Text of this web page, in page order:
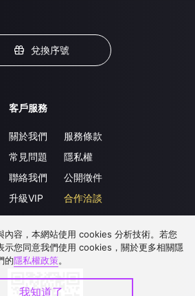
兌換序號
客戶服務
關於我們
常見問題
聯絡我們
升級VIP
服務條款
隱私權
公開徵件
合作洽談
內容，本網站使用 cookies 分析技術。若您
示您同意我們使用 cookies，關於更多相關隱
的隱私權政策。
我知道了